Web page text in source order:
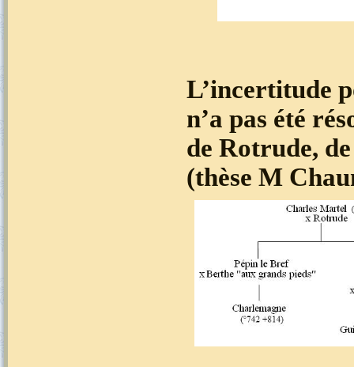
L’incertitude
n’a pas été
de Rotrude,
(thèse M